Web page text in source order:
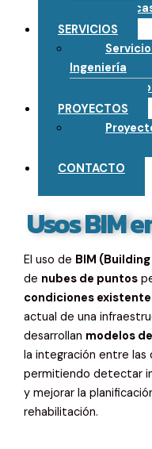
SERVICIOS
Ingeniería
PROYECTOS
CONTACTO
Usos BIM
El uso de BIM
de nubes de puntos
condiciones
actual de una
desarrollan modelos
la integración entre las
permitiendo detectar
y mejorar la
rehabilitación.